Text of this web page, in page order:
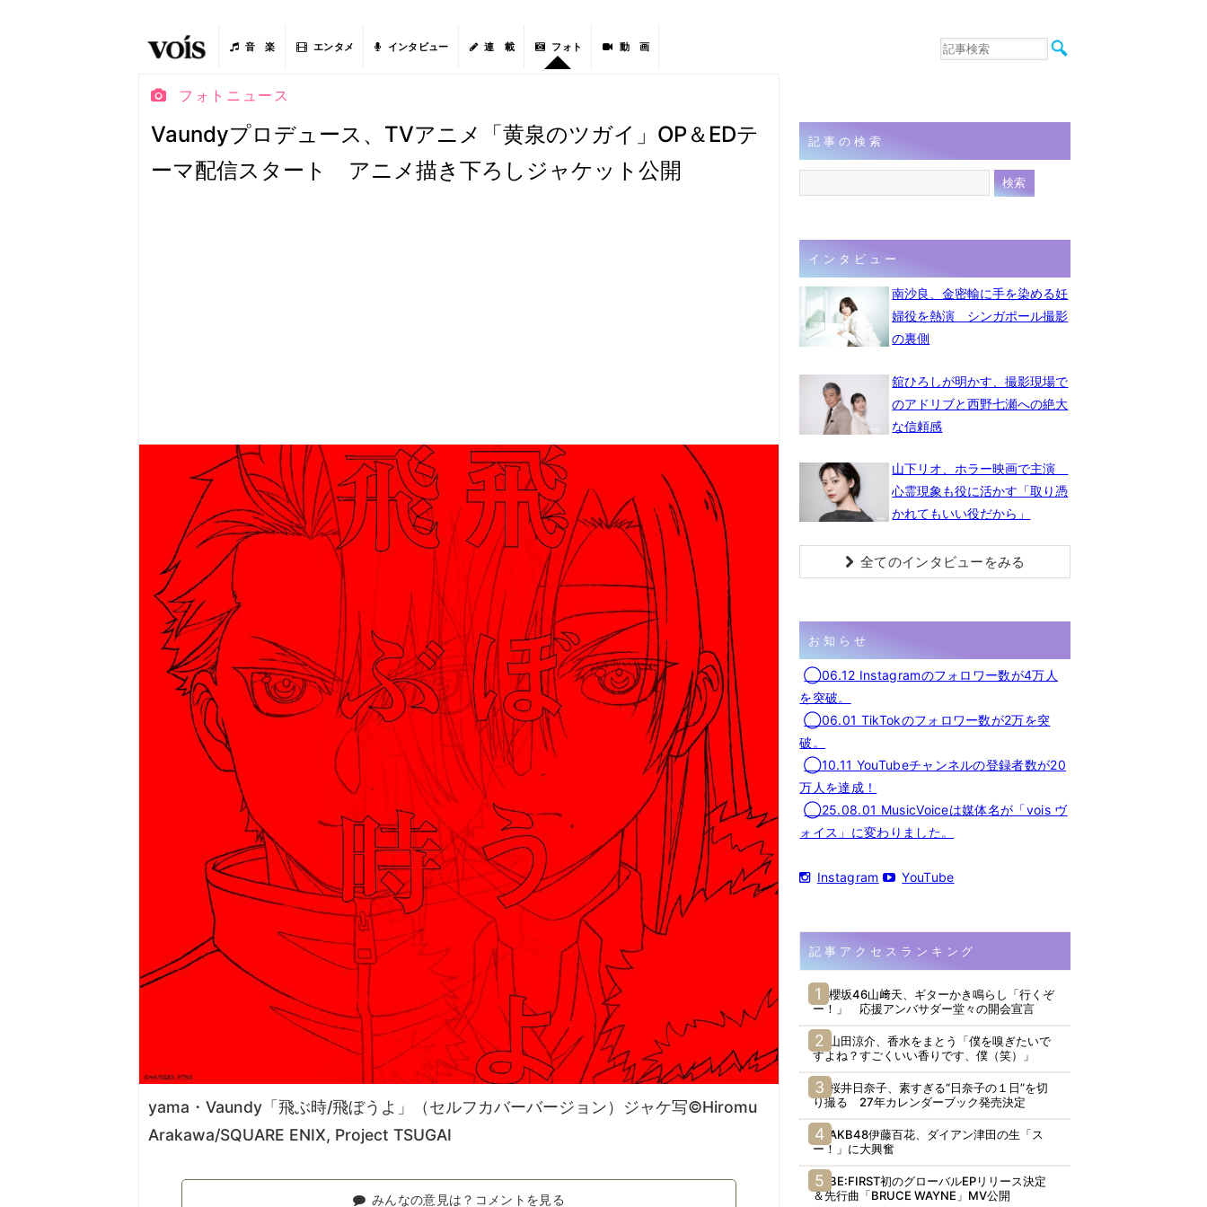
音 楽 エンタメ インタビュー 連 載 フォト 動 画
音楽
連載
フォト
フォトニュース
Vaundyプロデュース、TVアニメ「黄泉のツガイ」OP＆EDテ
ーマ配信スタート アニメ描き下ろしジャケット公開
yama・Vaundy「飛ぶ時/飛ぼうよ」（セルフカバーバージョン）ジャケ写©Hiromu
Arakawa/SQUARE ENIX, Project TSUGAI
みんなの意見は？コメントを見る
記事の検索
インタビュー
南沙良、金密輸に手を染める妊
婦役を熱演 シンガポール撮影
の裏側
舘ひろしが明かす、撮影現場で
のアドリブと西野七瀬への絶大
な信頼感
山下リオ、ホラー映画で主演
心霊現象も役に活かす「取り憑
かれてもいい役だから」
全てのインタビューをみる
お知らせ
◯06.12 Instagramのフォロワー数が4万人
を突破。
◯06.01 TikTokのフォロワー数が2万を突
破。
◯10.11 YouTubeチャンネルの登録者数が20
万人を達成！
◯25.08.01 MusicVoiceは媒体名が「vois ヴ
ォイス」に変わりました。
Instagram YouTube
記事アクセスランキング
櫻坂46山﨑天、ギターかき鳴らし「行くぞ
ー！」 応援アンバサダー堂々の開会宣言
山田涼介、香水をまとう「僕を嗅ぎたいで
すよね？すごくいい香りです、僕（笑）」
桜井日奈子、素すぎる“日奈子の１日”を切
り撮る 27年カレンダーブック発売決定
AKB48伊藤百花、ダイアン津田の生「ス
ー！」に大興奮
BE:FIRST初のグローバルEPリリース決定
＆先行曲「BRUCE WAYNE」MV公開